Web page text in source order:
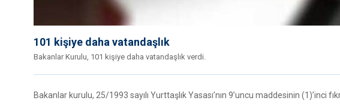
101 kişiye daha vatandaşlık
Bakanlar Kurulu, 101 kişiye daha vatandaşlık verdi.
Bakanlar kurulu, 25/1993 sayılı Yurttaşlık Yasası’nın 9’uncu maddesinin (1)’inci